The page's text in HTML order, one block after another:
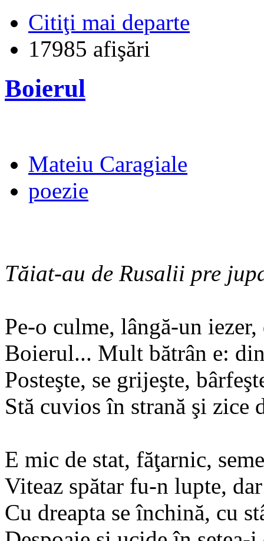
Citiţi mai departe
17985 afişări
Boierul
Mateiu Caragiale
poezie
Tăiat-au de Rusalii pre
Pe-o culme, lângă-un
Boierul... Mult bătrân e:
Posteşte, se grijeşte,
Stă cuvios în strană şi zice
E mic de stat, făţarnic,
Viteaz spătar fu-n lupte,
Cu dreapta se închină, cu